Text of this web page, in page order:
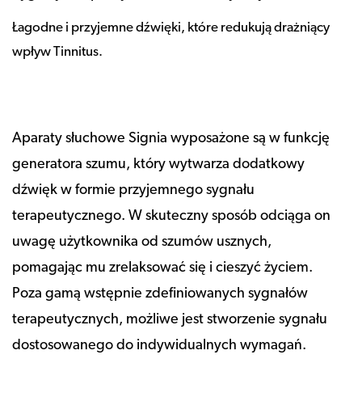
Łagodne i przyjemne dźwięki, które redukują drażniący
wpływ Tinnitus.
Aparaty słuchowe Signia wyposażone są w funkcję
generatora szumu, który wytwarza dodatkowy
dźwięk w formie przyjemnego sygnału
terapeutycznego. W skuteczny sposób odciąga on
uwagę użytkownika od szumów usznych,
pomagając mu zrelaksować się i cieszyć życiem.
Poza gamą wstępnie zdefiniowanych sygnałów
terapeutycznych, możliwe jest stworzenie sygnału
dostosowanego do indywidualnych wymagań.